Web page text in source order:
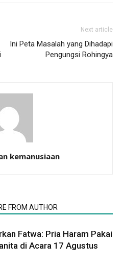
Next article
Ini Peta Masalah yang Dihadapi
Pengungsi Rohingya
kemanusiaan
FROM AUTHOR
Fatwa: Pria Haram Pakai
di Acara 17 Agustus